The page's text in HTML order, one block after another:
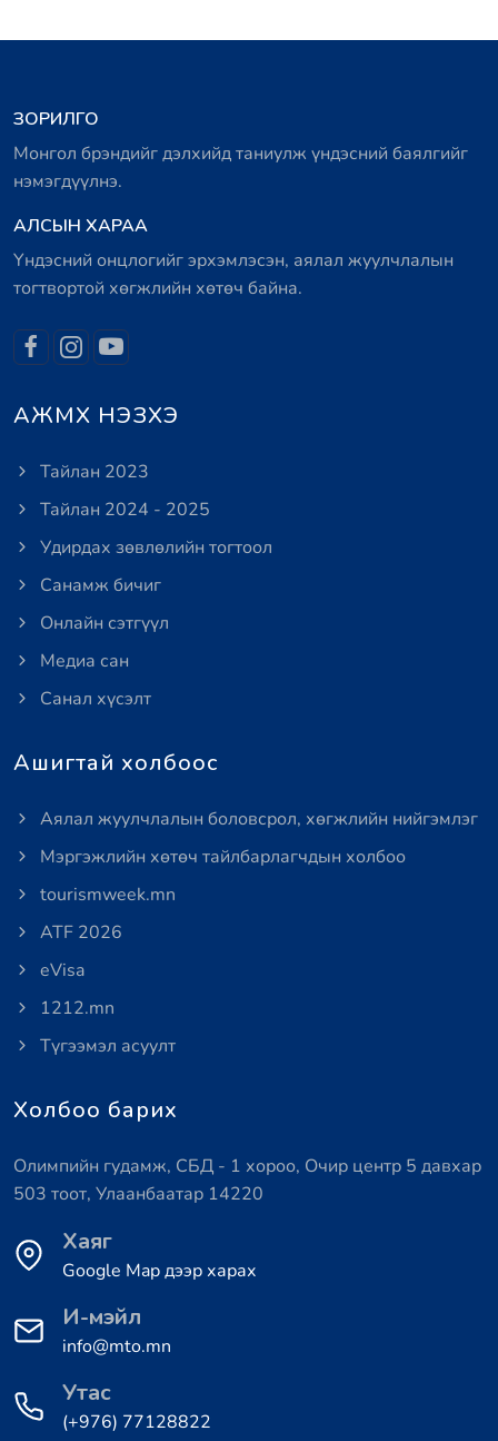
ЗОРИЛГО
Монгол брэндийг дэлхийд таниулж үндэсний баялгийг
нэмэгдүүлнэ.
АЛСЫН ХАРАА
Үндэсний онцлогийг эрхэмлэсэн, аялал жуулчлалын
тогтвортой хөгжлийн хөтөч байна.
АЖМХ НЭЗХЭ
Тайлан 2023
Тайлан 2024 - 2025
Удирдах зөвлөлийн тогтоол
Санамж бичиг
Онлайн сэтгүүл
Медиа сан
Санал хүсэлт
Ашигтай холбоос
Аялал жуулчлалын боловсрол, хөгжлийн нийгэмлэг
Мэргэжлийн хөтөч тайлбарлагчдын холбоо
tourismweek.mn
ATF 2026
eVisa
1212.mn
Түгээмэл асуулт
Холбоо барих
Олимпийн гудамж, СБД - 1 хороо, Очир центр 5 давхар
503 тоот, Улаанбаатар 14220
Хаяг
Google Map дээр харах
И-мэйл
info@mto.mn
Утас
(+976) 77128822